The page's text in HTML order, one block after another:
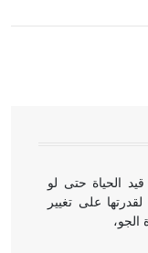
التي ارتبطت
خاصة، حيث يحرص
الحياة حتى لو
لقدرتها على تغيير